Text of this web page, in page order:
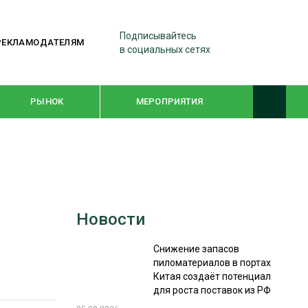
Подписывайтесь
в социальных сетях
РЫНОК МЕРОПРИЯТИЯ
WOODEX-2021
СУШКА ДРЕВЕСИНЫ
Новости
Снижение запасов
пиломатериалов в портах
Китая создаёт потенциал
для роста поставок из РФ